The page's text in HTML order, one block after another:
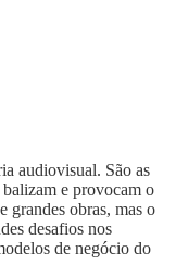
audiovisual. São as
e provocam o
grandes obras, mas o
desafios nos
de negócio do